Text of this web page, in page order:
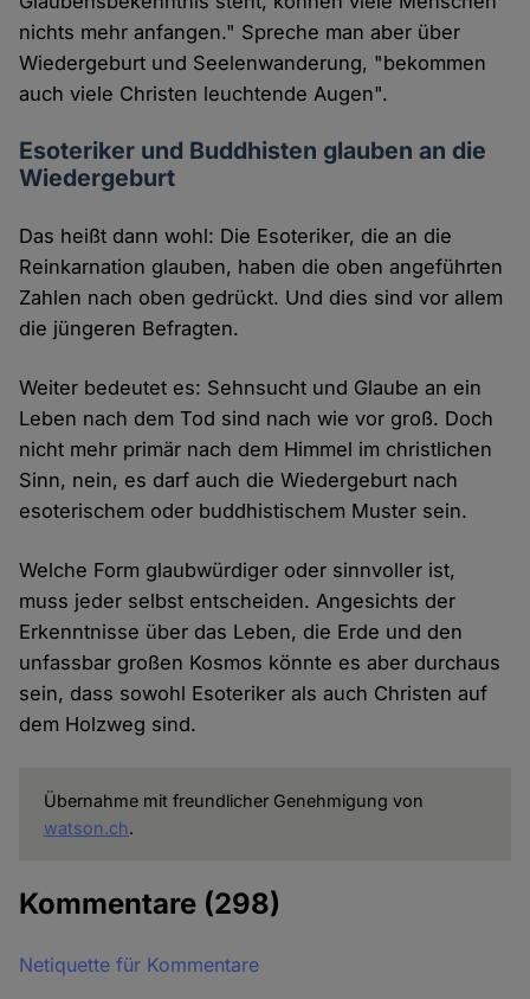
nichts mehr anfangen." Spreche man aber über
Wiedergeburt und Seelenwanderung, "bekommen
auch viele Christen leuchtende Augen".
Esoteriker und Buddhisten glauben an die
Wiedergeburt
Das heißt dann wohl: Die Esoteriker, die an die
Reinkarnation glauben, haben die oben angeführten
Zahlen nach oben gedrückt. Und dies sind vor allem
die jüngeren Befragten.
Weiter bedeutet es: Sehnsucht und Glaube an ein
Leben nach dem Tod sind nach wie vor groß. Doch
nicht mehr primär nach dem Himmel im christlichen
Sinn, nein, es darf auch die Wiedergeburt nach
esoterischem oder buddhistischem Muster sein.
Welche Form glaubwürdiger oder sinnvoller ist,
muss jeder selbst entscheiden. Angesichts der
Erkenntnisse über das Leben, die Erde und den
unfassbar großen Kosmos könnte es aber durchaus
sein, dass sowohl Esoteriker als auch Christen auf
dem Holzweg sind.
Übernahme mit freundlicher Genehmigung von
watson.ch.
Kommentare (298)
Netiquette für Kommentare